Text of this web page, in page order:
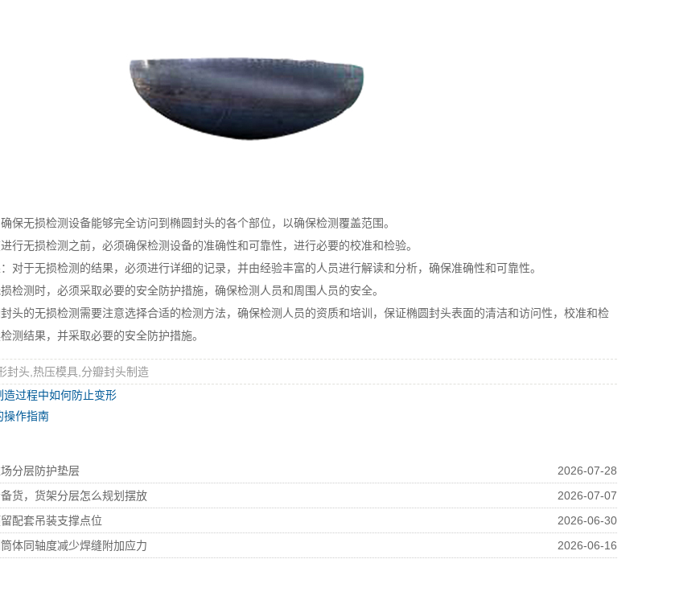
无损检测设备能够完全访问到椭圆封头的各个部位，以确保检测覆盖范围。
无损检测之前，必须确保检测设备的准确性和可靠性，进行必要的校准和检验。
于无损检测的结果，必须进行详细的记录，并由经验丰富的人员进行解读和分析，确保准确性和可靠性。
测时，必须采取必要的安全防护措施，确保检测人员和周围人员的安全。
的无损检测需要注意选择合适的检测方法，确保检测人员的资质和培训，保证椭圆封头表面的清洁和访问性，校准和检
测结果，并采取必要的安全防护措施。
封头,热压模具,分瓣封头制造
造过程中如何防止变形
操作指南
分层防护垫层
2026-07-28
货，货架分层怎么规划摆放
2026-07-07
配套吊装支撑点位
2026-06-30
体同轴度减少焊缝附加应力
2026-06-16